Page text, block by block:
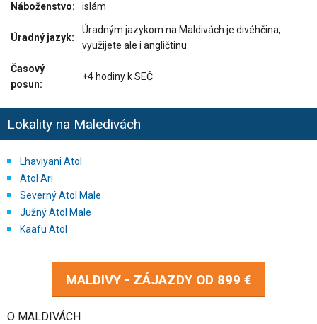
Náboženstvo: islám
Úradný jazyk:
Úradným jazykom na Maldivách je divéhčina,
využijete ale i angličtinu
Časový
posun:
+4 hodiny k SEČ
Lokality na Maledivách
Lhaviyani Atol
Atol Ari
Severný Atol Male
Južný Atol Male
Kaafu Atol
MALDIVY - ZÁJAZDY OD 899 €
O MALDIVÁCH